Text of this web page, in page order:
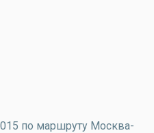
по маршруту Москва-